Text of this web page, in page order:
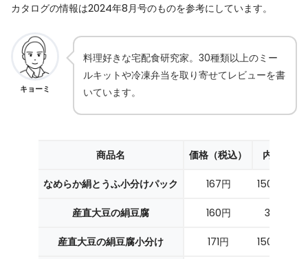
カタログの情報は2024年8月号のものを参考にしています。
キョーミ
料理好きな宅配食研究家。30種類以上のミー
ルキットや冷凍弁当を取り寄せてレビューを書
いています。
商品名 価格（税込） 内容量
なめらか絹とうふ小分けパック 167円 150g×3P
産直大豆の絹豆腐 160円 300g
産直大豆の絹豆腐小分け 171円 150g×2P